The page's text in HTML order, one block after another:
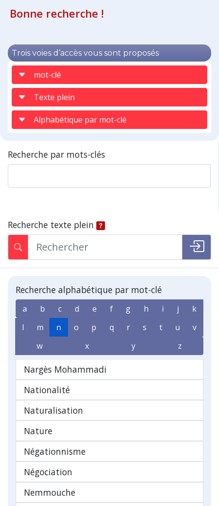
Bonne recherche !
Trois voies d’accès vous sont proposés
mot-clé
Texte plein
Alphabétique par mot-clé
Recherche par mots-clés
Recherche texte plein
Recherche alphabétique par mot-clé
a b c d e f g h i j
k
l
m n o p q r s t u
v
w
x y z
Nargès Mohammadi
Nationalité
Naturalisation
Nature
Négationnisme
Négociation
Nemmouche